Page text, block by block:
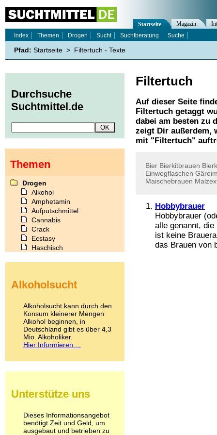
Filtertuch
Auf dieser Seite
Filtertuch getaggt
dabei am besten zu
zeigt Dir außerdem,
mit " Filtertuch"
Bier Bierkitbrauen
Einwegflaschen
Maischebrauen
Hobbybrauer
Hobbybrauer
alle genannt,
ist keine
das Brauen von
Startseite Magazin
Index
Themen Drogen Sucht Suchtberatung Suche
Pfad: Startseite > Filtertuch - Texte
Durchsuche
Suchtmittel.de
Themen
Drogen
Alkohol
Amphetamin
Aufputschmittel
Cannabis
Crack
Ecstasy
Haschisch
Kokain
LSD
Marihuana
Medikamente
Meskalin
Metamphetamin
Methadon
Pilze
Psychopharmaka
Schlafmittel
Schmerzmittel
Alkoholsucht
Alkoholsucht kann durch den
Konsum kleinerer Mengen
Alkohol beginnen, in
Deutschland gibt es über 4,3
Mio. Alkoholiker.
Hier Informieren ...
Unterstütze uns
Dieses Informationsangebot
benötigt Zeit und Geld, um
ausgebaut und betrieben zu